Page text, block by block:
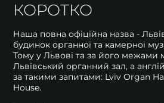
КОРОТКО
Наша повна офіційна назва -
будинок органної та камерної
Тому у Львові та за його межами
Львівський органний зал, а
за такими запитами: Lviv Organ
House.